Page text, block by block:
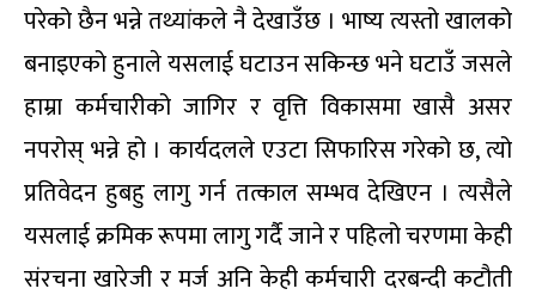
परेको छैन भन्ने तथ्यांकले नै देखाउँछ । भाष्य त्यस्तो खालको
बनाइएको हुनाले यसलाई घटाउन सकिन्छ भने घटाउँ जसले
हाम्रा कर्मचारीको जागिर र वृत्ति विकासमा खासै असर
नपरोस् भन्ने हो । कार्यदलले एउटा सिफारिस गरेको छ, त्यो
प्रतिवेदन हुबहु लागु गर्न तत्काल सम्भव देखिएन । त्यसैले
यसलाई क्रमिक रूपमा लागु गर्दै जाने र पहिलो चरणमा केही
संरचना खारेजी र मर्ज अनि केही कर्मचारी दरबन्दी कटौती